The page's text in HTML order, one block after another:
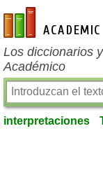
es-academic.com
Los diccionarios
Académico
interpretaciones